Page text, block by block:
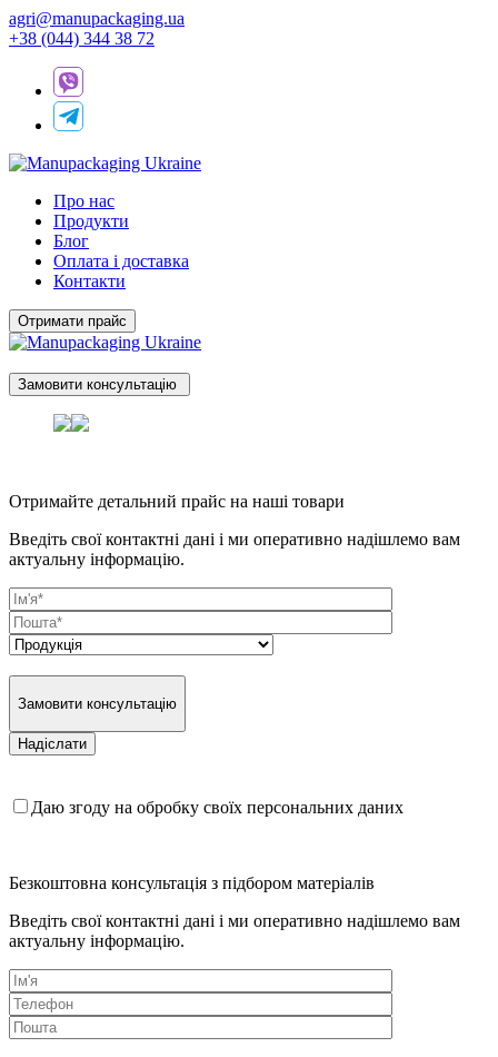
agri@manupackaging.ua
+38 (044) 344 38 72
Про нас
Продукти
Блог
Оплата і доставка
Контакти
Отримати прайс
Замовити консультацію
Отримайте детальний прайс на наші товари
Введіть свої контактні дані і ми оперативно надішлемо вам
актуальну інформацію.
Замовити консультацію
Даю згоду на обробку своїх персональних даних
Безкоштовна консультація з підбором матеріалів
Введіть свої контактні дані і ми оперативно надішлемо вам
актуальну інформацію.